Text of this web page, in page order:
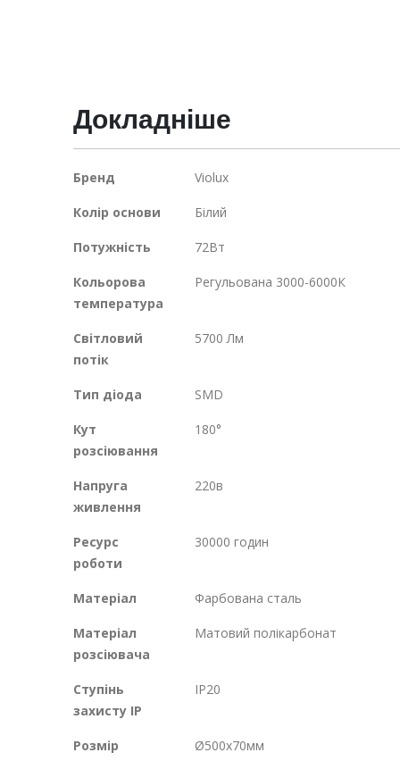
Докладніше
Докладніше
Бренд Violux
Колір основи Білий
Потужність 72Вт
Кольорова
температура
Регульована 3000-6000К
Світловий
потік
5700 Лм
Тип діода SMD
Кут
розсіювання
180°
Напруга
живлення
220в
Ресурс
роботи
30000 годин
Матеріал Фарбована сталь
Матеріал
розсіювача
Матовий полікарбонат
Ступінь
захисту IP
IP20
Розмір Ø500х70мм